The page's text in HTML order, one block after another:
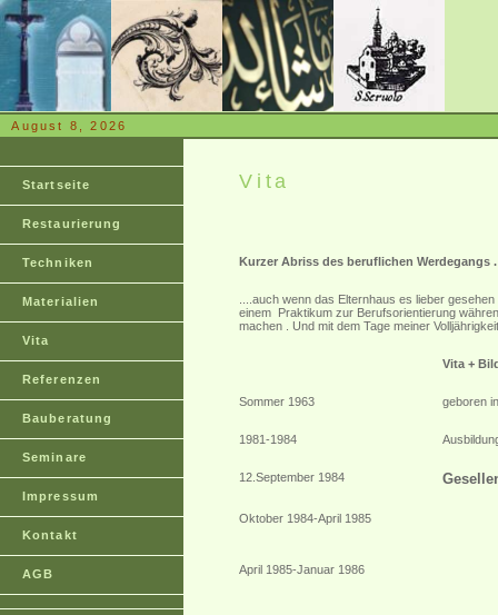
August 8, 2026
Startseite
Restaurierung
Techniken
Materialien
Vita
Referenzen
Bauberatung
Seminare
Impressum
Kontakt
AGB
Vita
Kurzer Abriss des beruflichen Werdegangs .
...auch wenn das Elternhaus es lieber
einem Praktikum zur Berufsorientierung
machen . Und mit dem Tage meiner
Vita +
Sommer 1963 geboren
1981-1984
12.September 1984
Oktober 1984-April 1985
April 1985-Januar 1986